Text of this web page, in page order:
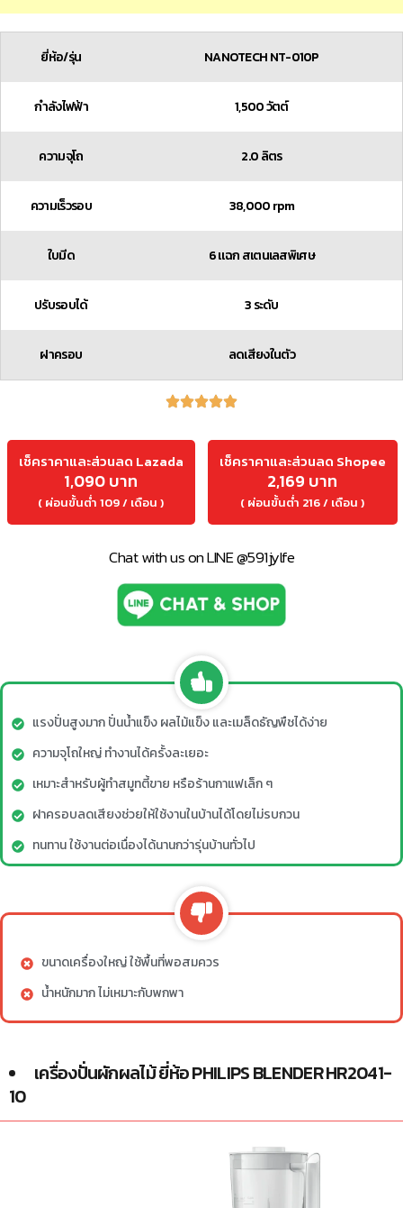
ยี่ห้อ/รุ่น NANOTECH NT-010P
กำลังไฟฟ้า 1,500 วัตต์
ความจุโถ 2.0 ลิตร
ความเร็วรอบ 38,000 rpm
ใบมีด 6 แฉก สเตนเลสพิเศษ
ปรับรอบได้ 3 ระดับ
ฝาครอบ ลดเสียงในตัว
เช็คราคาและส่วนลด Lazada
1,090 บาท
( ผ่อนขั้นต่ำ 109 / เดือน )
เช็คราคาและส่วนลด Shopee
2,169 บาท
( ผ่อนขั้นต่ำ 216 / เดือน )
Chat with us on LINE @591jylfe
แรงปั่นสูงมาก ปั่นน้ำแข็ง ผลไม้แข็ง และเมล็ดธัญพืชได้ง่าย
ความจุโถใหญ่ ทำงานได้ครั้งละเยอะ
เหมาะสำหรับผู้ทำสมูทตี้ขาย หรือร้านกาแฟเล็ก ๆ
ฝาครอบลดเสียงช่วยให้ใช้งานในบ้านได้โดยไม่รบกวน
ทนทาน ใช้งานต่อเนื่องได้นานกว่ารุ่นบ้านทั่วไป
ขนาดเครื่องใหญ่ ใช้พื้นที่พอสมควร
น้ำหนักมาก ไม่เหมาะกับพกพา
เครื่องปั่นผักผลไม้ ยี่ห้อ PHILIPS BLENDER HR2041-
10